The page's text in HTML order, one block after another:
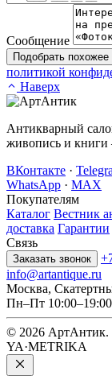
Сообщение
Подобрать похожее
политикой
Наверх
Антикварный
живопись и книги
ВКонтакте ·
WhatsApp · MAX
Покупателям
Каталог Вестник
доставка Гарантии
Связь
Заказать звонок
info@artantique.ru
Москва,
Пн–Пт 10:00–19:00
© 2026 АртАнтик.
YA·METRIKA